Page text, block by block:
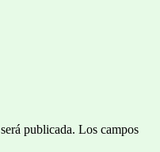
publicada. Los campos